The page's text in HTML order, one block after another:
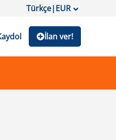
Türkçe|EUR
İlan ver!